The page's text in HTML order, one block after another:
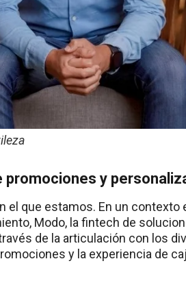
y
el que estamos. En un contexto
Modo, la fintech de
de la articulación con los
y la experiencia de